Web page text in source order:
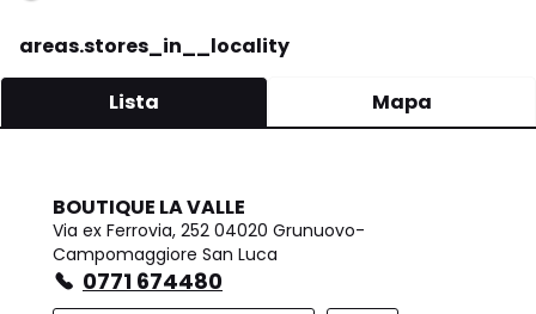
areas.stores_in__locality
Lista Mapa
BOUTIQUE LA VALLE
Via ex Ferrovia, 252 04020 Grunuovo-
Campomaggiore San Luca
0771 674480